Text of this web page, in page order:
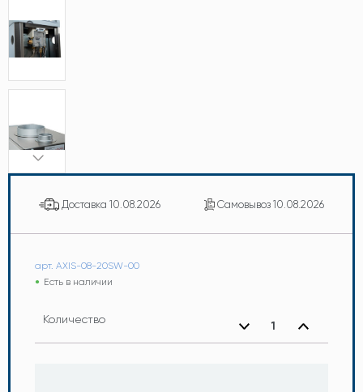
Доставка 10.08.2026 Самовывоз 10.08.2026
арт. AXIS-08-20SW-00
Есть в наличии
Количество